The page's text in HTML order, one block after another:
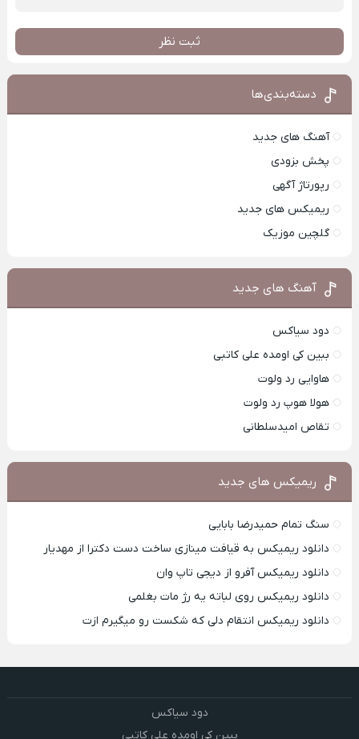
ثبت نظر
دسته‌بندی‌ها
آهنگ های جدید
پخش بزودی
رپورتاژ آگهی
ریمیکس های جدید
گلچین موزیک
آهنگ های جدید
دود سیاکس
ببین کی اومده علی کاتبی
هاوایی رد ولوت
هولا هوپ رد ولوت
تقاص امیدسلطانی
ریمیکس های جدید
سنگ تمام حمیدرضا بابایی
دانلود ریمیکس به قیافت مینازی ساخت دست دکترا از مهدیار
دانلود ریمیکس آفرو از ديجی تاپ وان
دانلود ریمیکس روی لباته یه رژ مات بغلمی
دانلود ریمیکس انتقام دلی که شکست رو میگیرم ازت
دود سیاکس
ببین کی اومده علی کاتبی